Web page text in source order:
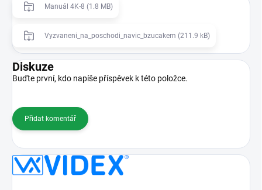
Manuál 4K-8 (1.8 MB)
Vyzvaneni_na_poschodi_navic_bzucakem (211.9 kB)
Diskuze
Buďte první, kdo napíše příspěvek k této položce.
Přidat komentář